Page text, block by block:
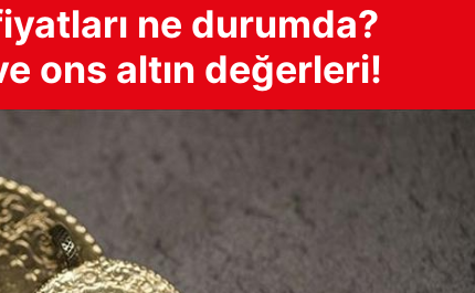
ne durumda?
ons altın değerleri!